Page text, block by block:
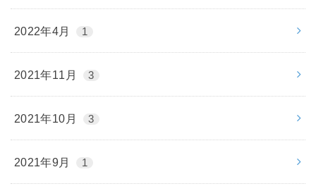
2022年4月 1
2021年11月 3
2021年10月 3
2021年9月 1